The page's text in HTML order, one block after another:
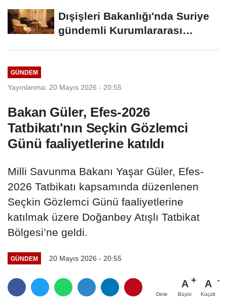
Dışişleri Bakanlığı'nda Suriye
gündemli Kurumlararası
GÜNDEM
Yayınlanma: 20 Mayıs 2026 - 20:55
Bakan Güler, Efes-2026
Tatbikatı'nın Seçkin Gözlemci
Günü faaliyetlerine katıldı
Milli Savunma Bakanı Yaşar Güler, Efes-
2026 Tatbikatı kapsamında düzenlenen
Seçkin Gözlemci Günü faaliyetlerine
katılmak üzere Doğanbey Atışlı Tatbikat
Bölgesi’ne geldi.
GÜNDEM 20 Mayıs 2026 - 20:55
Dinle
A
Büyüt
A
Küçült